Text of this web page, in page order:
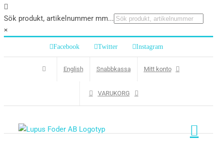
Sök produkt, artikelnummer mm...
×
Facebook Twitter Instagram
English Snabbkassa Mitt konto
VARUKORG